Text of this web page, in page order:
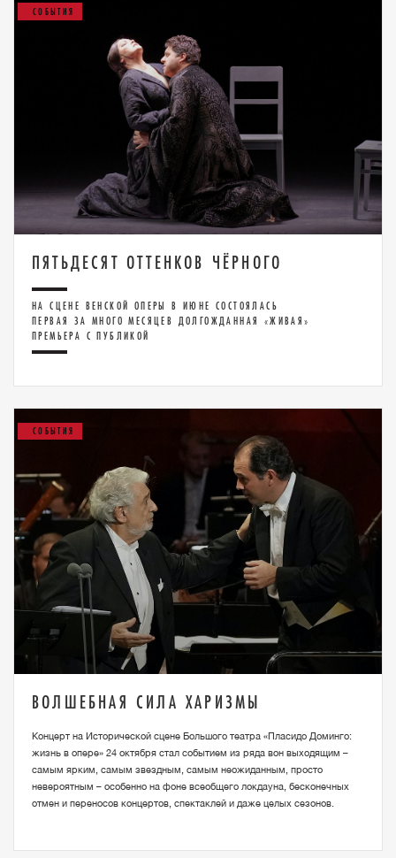
СОБЫТИЯ
ПЯТЬДЕСЯТ ОТТЕНКОВ ЧЁРНОГО
НА СЦЕНЕ ВЕНСКОЙ ОПЕРЫ В ИЮНЕ СОСТОЯЛАСЬ
ПЕРВАЯ ЗА МНОГО МЕСЯЦЕВ ДОЛГОЖДАННАЯ «ЖИВАЯ»
ПРЕМЬЕРА С ПУБЛИКОЙ
СОБЫТИЯ
ВОЛШЕБНАЯ СИЛА ХАРИЗМЫ
Концерт на Исторической сцене Большого театра «Пласидо Доминго:
жизнь в опере» 24 октября стал событием из ряда вон выходящим –
самым ярким, самым звездным, самым неожиданным, просто
невероятным – особенно на фоне всеобщего локдауна, бесконечных
отмен и переносов концертов, спектаклей и даже целых сезонов.